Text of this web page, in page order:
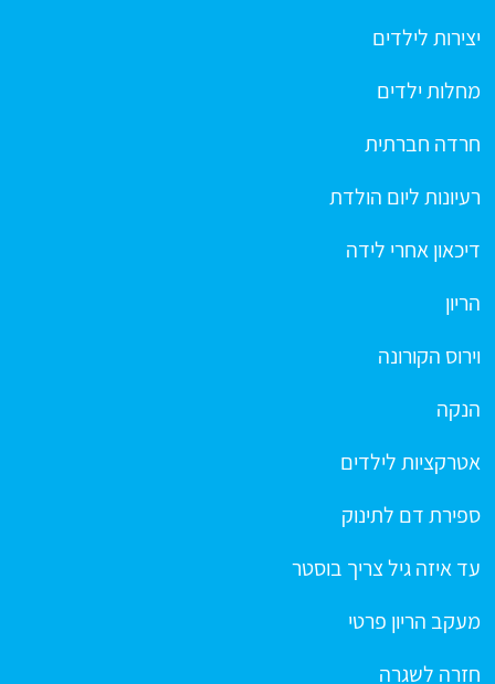
יצירות לילדים
מחלות ילדים
חרדה חברתית
רעיונות ליום הולדת
דיכאון אחרי לידה
הריון
וירוס הקורונה
הנקה
אטרקציות לילדים
ספירת דם לתינוק
עד איזה גיל צריך בוסטר
מעקב הריון פרטי
חזרה לשגרה